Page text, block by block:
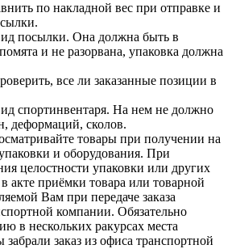
по накладной вес при отправке и
посылки. Она должна быть в
и не разорвана, упаковка должна
все ли заказанные позиции в
спортинвентаря. На нем не должно
деформаций, сколов.
товары при получении на
и оборудования. При
целостности упаковки или других
акте приёмки товара или товарной
Вам при передаче заказа
компании. Обязательно
в нескольких ракурсах места
заказ из офиса транспортной